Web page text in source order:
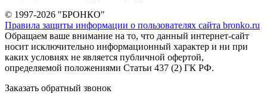
© 1997-2026 "БРОНКО"
Правила защиты информации о пользователях сайта bronko.ru
Обращаем ваше внимание на то, что данный интернет-сайт
носит исключительно информационный характер и ни при
каких условиях не является публичной офертой,
определяемой положениями Статьи 437 (2) ГК РФ.
Заказать обратный звонок